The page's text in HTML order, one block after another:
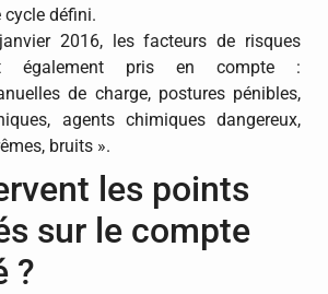
cycle défini.
2016, les facteurs de risques
également pris en compte :
de charge, postures pénibles,
agents chimiques dangereux,
bruits ».
les points
sur le compte
?